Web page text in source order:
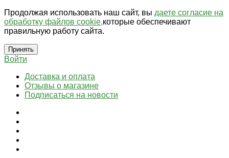
Продолжая использовать наш сайт, вы даете согласие на
обработку файлов cookie,которые обеспечивают
правильную работу сайта.
Принять
Войти
Доставка и оплата
Отзывы о магазине
Подписаться на новости